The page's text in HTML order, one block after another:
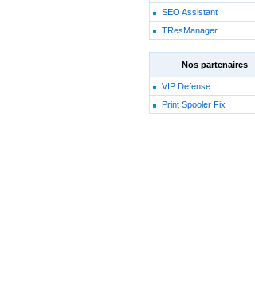
SEO Assistant
TResManager
Nos partenaires
VIP Defense
Print Spooler Fix